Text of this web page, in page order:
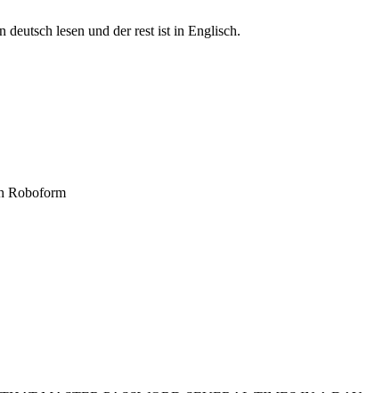
lesen und der rest ist in Englisch.
Roboform